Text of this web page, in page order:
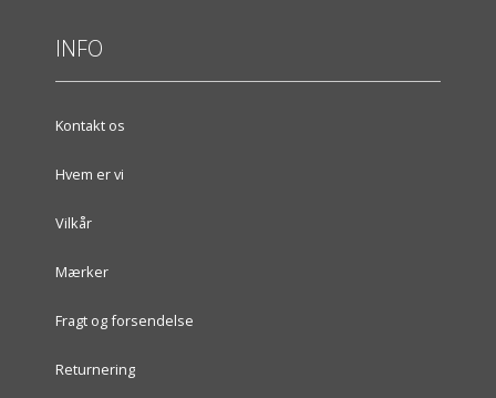
INFO
Kontakt os
Hvem er vi
Vilkår
Mærker
Fragt og forsendelse
Returnering